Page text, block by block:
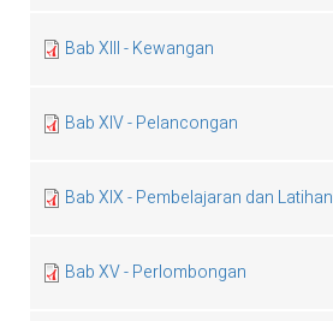
Bab XIII - Kewangan
Bab XIV - Pelancongan
Bab XIX - Pembelajaran dan Latihan
Bab XV - Perlombongan